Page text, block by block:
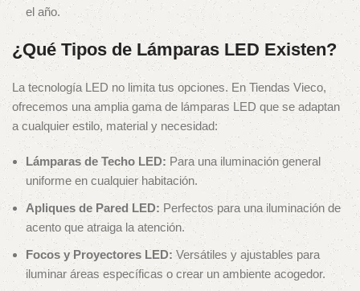
el año.
¿Qué Tipos de Lámparas LED Existen?
La tecnología LED no limita tus opciones. En Tiendas Vieco,
ofrecemos una amplia gama de lámparas LED que se adaptan
a cualquier estilo, material y necesidad:
Lámparas de Techo LED: Para una iluminación general
uniforme en cualquier habitación.
Apliques de Pared LED:Perfectos para una iluminación de
acento que atraiga la atención.
Focos y Proyectores LED:Versátiles y ajustables para
iluminar áreas específicas o crear un ambiente acogedor.